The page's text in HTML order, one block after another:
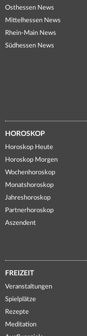
Osthessen News
Mittelhessen News
Rhein-Main News
Südhessen News
HOROSKOP
Horoskop Heute
Horoskop Morgen
Wochenhoroskop
Monatshoroskop
Jahreshoroskop
Partnerhoroskop
Aszendent
FREIZEIT
Veranstaltungen
Spielplätze
Rezepte
Meditation